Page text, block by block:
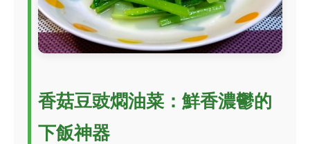
香菇豆豉燜油菜：鮮香濃鬱的
下飯神器